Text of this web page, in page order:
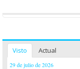
Visto Actual
29 de julio de 2026